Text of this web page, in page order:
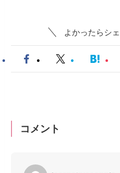
よかったらシ
コメント